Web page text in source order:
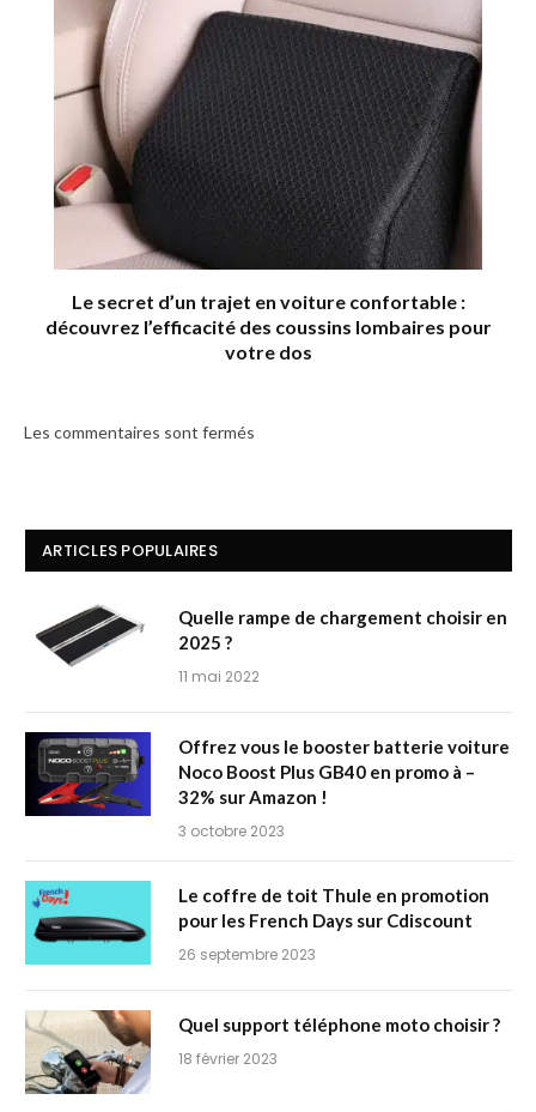
Le secret d’un trajet en voiture confortable :
découvrez l’efficacité des coussins lombaires pour
votre dos
Les commentaires sont fermés
ARTICLES POPULAIRES
Quelle rampe de chargement choisir en
2025 ?
11 mai 2022
Offrez vous le booster batterie voiture
Noco Boost Plus GB40 en promo à –
32% sur Amazon !
3 octobre 2023
Le coffre de toit Thule en promotion
pour les French Days sur Cdiscount
26 septembre 2023
Quel support téléphone moto choisir ?
18 février 2023